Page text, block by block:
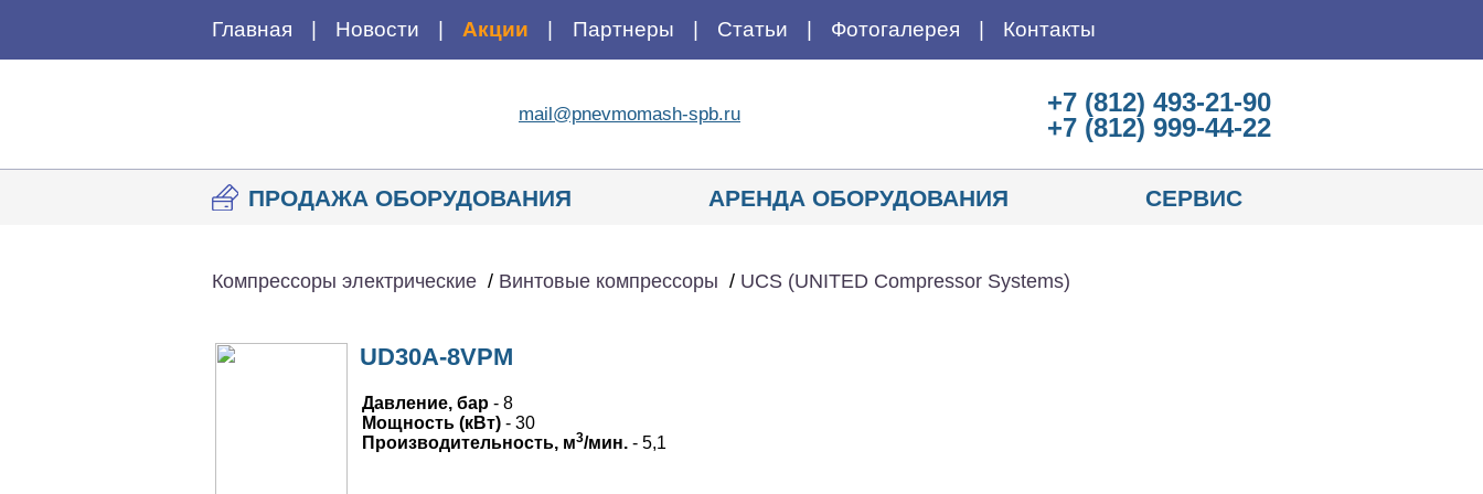
Главная Новости Акции Партнеры Статьи Фотогалерея Контакты
mail@pnevmomash-spb.ru
+7 (812) 493-21-90
+7 (812) 999-44-22
ПРОДАЖА ОБОРУДОВАНИЯ АРЕНДА ОБОРУДОВАНИЯ СЕРВИС
Компрессоры электрические / Винтовые компрессоры / UCS (UNITED Compressor Systems)
UD30A-8VPM
Давление, бар - 8
Мощность (кВт) - 30
Производительность, м3/мин. - 5,1